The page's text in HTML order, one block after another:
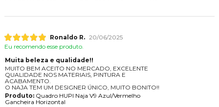
Ronaldo R. 20/06/2025
Eu recomendo esse produto.
Muita beleza e qualidade!!
MUITO BEM ACEITO NO MERCADO, EXCELENTE
QUALIDADE NOS MATERIAIS, PINTURA E
ACABAMENTO.
O NAJA TEM UM DESIGNER ÚNICO, MUITO BONITO!!
Produto:Quadro HUPI Naja V9 Azul/Vermelho
Gancheira Horizontal